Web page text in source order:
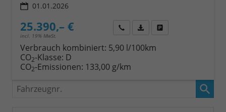
01.01.2026
25.390,– €
incl. 19% MwSt.
Wir rufen Sie anFahrzeugexposé (PDF)
Verbrauch kombiniert: 5,90 l/100km
CO2-Klasse: D
CO2-Emissionen: 133,00 g/km
Fahrzeugnr.